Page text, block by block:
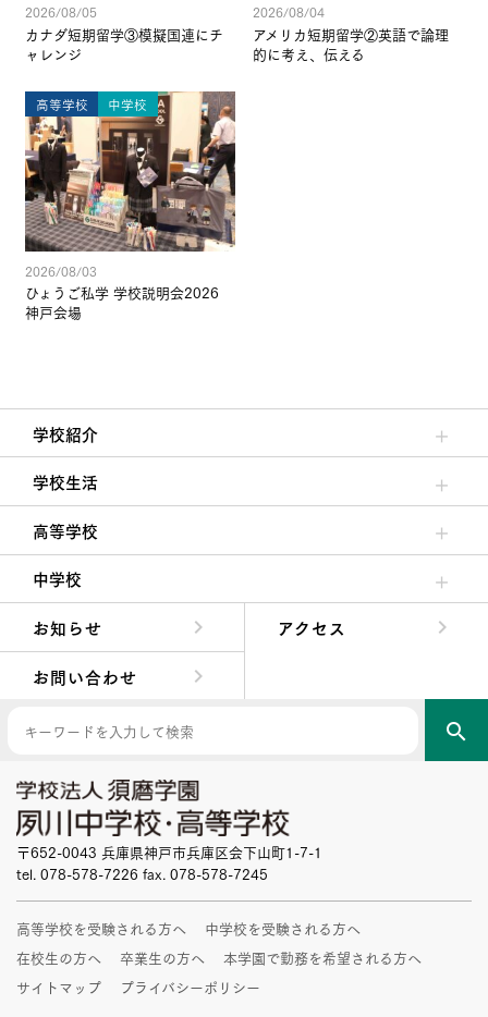
2026/08/05
カナダ短期留学③模擬国連にチ
ャレンジ
2026/08/04
アメリカ短期留学②英語で論理
的に考え、伝える
高等学校 中学校
2026/08/03
ひょうご私学 学校説明会2026
神戸会場
学校紹介
理事長/学園長メッセージ
安心して任せられる学校
沿革
施設・設備
大学合格実績
学校生活
クラブ活動・生徒会活動
夙川ブログ
制服紹介
夙川カレンダー
高等学校
高校校長からの挨拶
高校の教育方針／特色
特進コース／進学コース
年間行事
先輩たちの声・生徒たちの声
中学校
中学校長からの挨拶
中学校の教育方針／特色
Aコース／Bコース
年間行事
先輩たちの声・生徒たちの声
お知らせ
アクセス
お問い合わせ
search
〒652-0043 兵庫県神戸市兵庫区会下山町1-7-1
tel. 078-578-7226 fax. 078-578-7245
高等学校を受験される方へ
中学校を受験される方へ
在校生の方へ
卒業生の方へ
本学園で勤務を希望される方へ
サイトマップ
プライバシーポリシー